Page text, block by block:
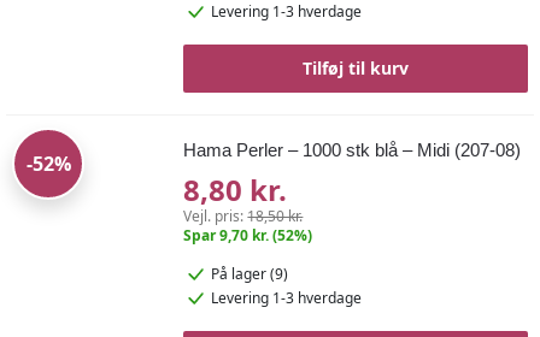
Levering 1-3 hverdage
Tilføj til kurv
-52%
Hama Perler – 1000 stk blå – Midi (207-08)
8,80 kr.
Vejl. pris:18,50 kr.
Spar 9,70 kr. (52%)
På lager (9)
Levering 1-3 hverdage